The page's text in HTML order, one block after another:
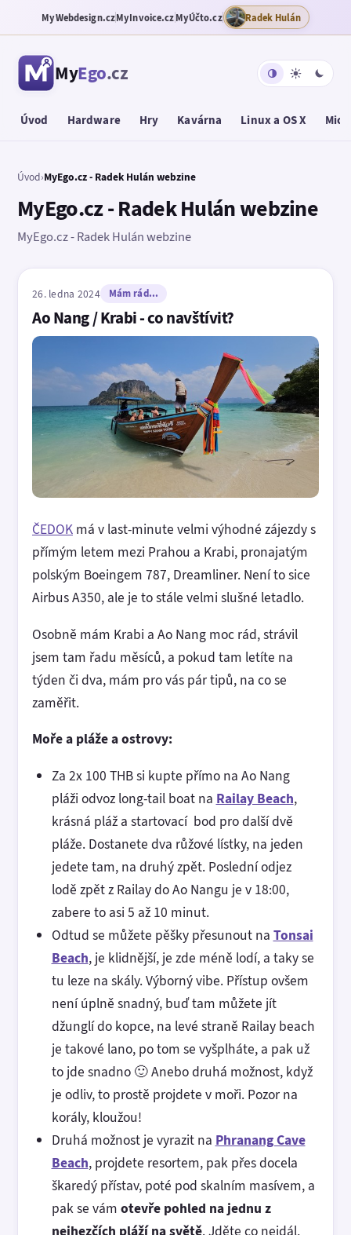
MyWebdesign.czMyInvoice.czMyÚčto.cz Radek Hulán
MyEgo.cz
Úvod Hardware Hry Kavárna Linux a OS X
Úvod›MyEgo.cz - Radek Hulán webzine
MyEgo.cz - Radek Hulán webzine
MyEgo.cz - Radek Hulán webzine
26. ledna 2024 Mám rád...
Ao Nang / Krabi - co navštívit?
ČEDOK má v last-minute velmi výhodné zájezdy s
přímým letem mezi Prahou a Krabi, pronajatým
polským Boeingem 787, Dreamliner. Není to sice
Airbus A350, ale je to stále velmi slušné letadlo.
Osobně mám Krabi a Ao Nang moc rád, strávil
jsem tam řadu měsíců, a pokud tam letíte na
týden či dva, mám pro vás pár tipů, na co se
zaměřit.
Moře a pláže a ostrovy:
Za 2x 100 THB si kupte přímo na Ao Nang
pláži odvoz long-tail boat na Railay Beach,
krásná pláž a startovací bod pro další dvě
pláže. Dostanete dva růžové lístky, na jeden
jedete tam, na druhý zpět. Poslední odjez
lodě zpět z Railay do Ao Nangu je v 18:00,
zabere to asi 5 až 10 minut.
Odtud se můžete pěšky přesunout na Tonsai
Beach, je klidnější, je zde méně lodí, a taky se
tu leze na skály. Výborný vibe. Přístup ovšem
není úplně snadný, buď tam můžete jít
džunglí do kopce, na levé straně Railay beach
je takové lano, po tom se vyšplháte, a pak už
to jde snadno 🙂 Anebo druhá možnost, když
je odliv, to prostě projdete v moři. Pozor na
korály, kloužou!
Druhá možnost je vyrazit na Phranang Cave
Beach, projdete resortem, pak přes docela
škaredý přístav, poté pod skalním masívem, a
pak se vám otevře pohled na jednu z
nejhezčích pláží na světě. Jděte co nejdál,